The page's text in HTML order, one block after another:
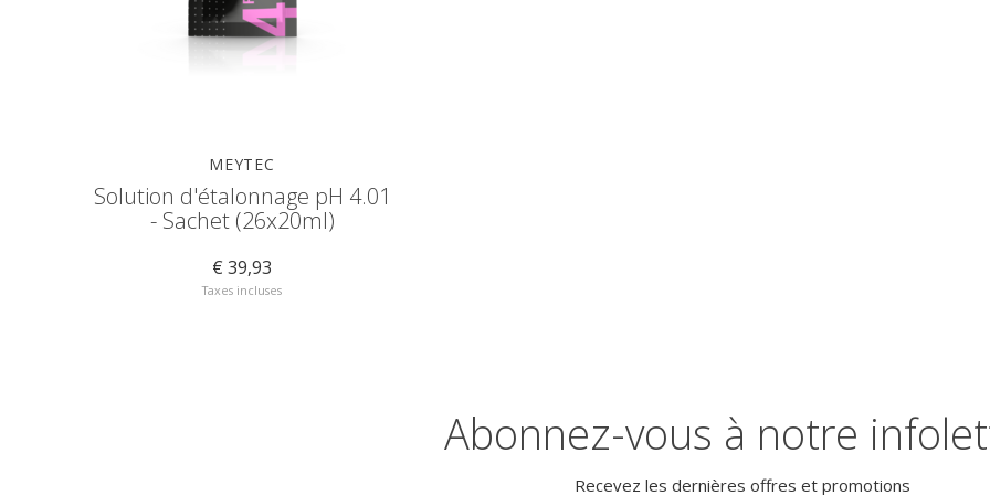
MEYTEC
Solution d'étalonnage pH 4.01
- Sachet (26x20ml)
€ 39,93
Taxes incluses
Abonnez-vous à notre
Recevez les dernières offres et promotions